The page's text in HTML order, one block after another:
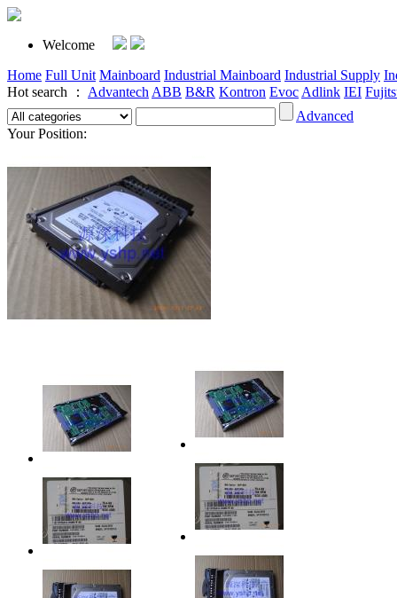
Welcome
Home Full Unit Mainboard Industrial Mainboard Industrial Supply
Hot search ： Advantech ABB B&R Kontron Evoc Adlink IEI
Advanced
Your Position: